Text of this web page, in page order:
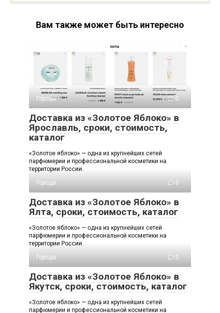
Вам также может быть интересно
Города 0
Доставка из «Золотое Яблоко» в
Ярославль, сроки, стоимость,
каталог
«Золотое яблоко» — одна из крупнейших сетей
парфюмерии и профессиональной косметики на
территории России.
Города
0
Доставка из «Золотое Яблоко» в
Ялта, сроки, стоимость, каталог
«Золотое яблоко» — одна из крупнейших сетей
парфюмерии и профессиональной косметики на
территории России.
Города
0
Доставка из «Золотое Яблоко» в
Якутск, сроки, стоимость, каталог
«Золотое яблоко» — одна из крупнейших сетей
парфюмерии и профессиональной косметики на